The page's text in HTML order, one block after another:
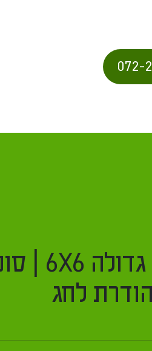
השכרת סוכה גדולה 6X6 | סוכה
לחג